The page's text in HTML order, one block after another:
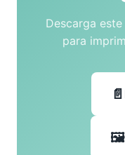
Descarga
para